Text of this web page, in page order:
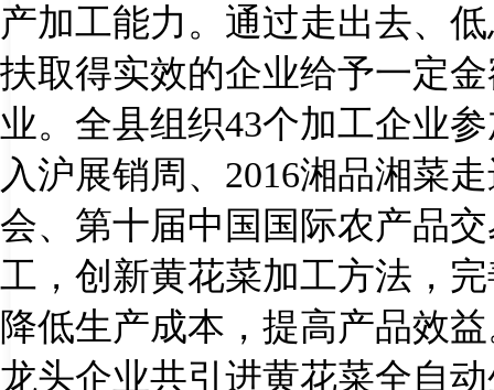
产加工能力。通过走出去、
扶取得实效的企业给予一定
业。全县组织43个加工企业
入沪展销周、 2016湘品湘菜
会、第十届中国国际农产品
工，创新黄花菜加工方法，
降低生产成本，提高产品效
龙头企业共引进黄花菜全自